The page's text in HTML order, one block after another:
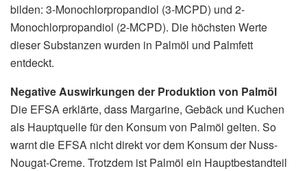
bilden: 3-Monochlorpropandiol (3-MCPD) und 2-
Monochlorpropandiol (2-MCPD). Die höchsten Werte
dieser Substanzen wurden in Palmöl und Palmfett
entdeckt.
Negative Auswirkungen der Produktion von Palmöl
Die EFSA erklärte, dass Margarine, Gebäck und Kuchen
als Hauptquelle für den Konsum von Palmöl gelten. So
warnt die EFSA nicht direkt vor dem Konsum der Nuss-
Nougat-Creme. Trotzdem ist Palmöl ein Hauptbestandteil